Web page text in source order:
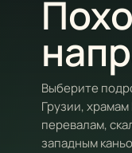
Выберите
Грузии,
перевалам,
западным